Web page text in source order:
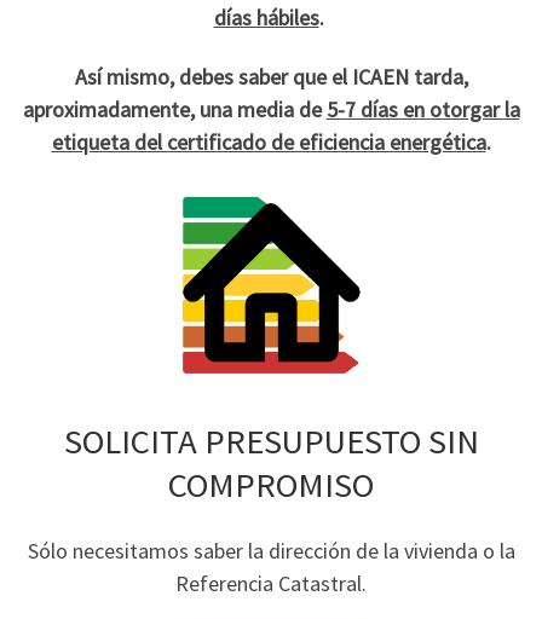
días hábiles.
Así mismo, debes saber que el ICAEN tarda,
aproximadamente, una media de5-7 días en otorgar la
etiqueta del certificado de eficiencia energética.
SOLICITA PRESUPUESTO SIN
COMPROMISO
Sólo necesitamos saber la dirección de la vivienda o la
Referencia Catastral.